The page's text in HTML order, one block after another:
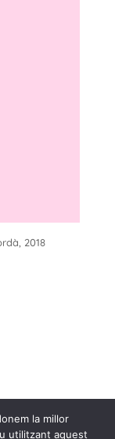
2018
la millor
utilitzant aquest